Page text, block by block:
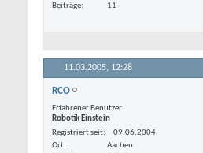
Beiträge
11
11.03.2005, 12:28
RCO
Erfahrener Benutzer
Robotik Einstein
Registriert seit
09.06.2004
Ort
Aachen